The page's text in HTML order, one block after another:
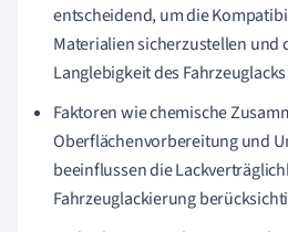
entscheidend, um die
Materialien sicherzustellen und
Langlebigkeit des
Faktoren wie chemische
Oberflächenvorbereitung und
beeinflussen die
Fahrzeuglackierung